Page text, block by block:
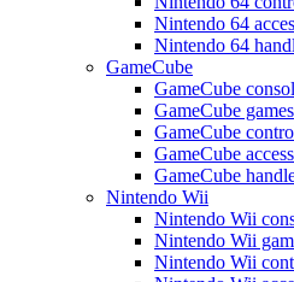
Nintendo 64
Nintendo 64
GameCube
GameCube
GameCube games
GameCube
GameCube
GameCube
Nintendo Wii
Nintendo Wii
Nintendo Wii
Nintendo Wii